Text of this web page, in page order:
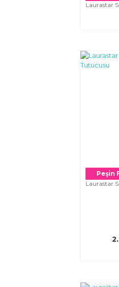
Laurastar
Peşin
Laurastar